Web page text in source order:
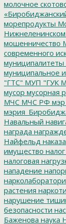
молочное
морепродукты
Нижнеленинском
мошенничество
современного
муниципалитеты
муниципальное
"ГТС" МУП "ГУК
мусор мусорная
МЧС МЧС РФ мэр
Навальный
награда
Найфельд
имущество
налоговая
нападение
растения
нарушение
безопасности
Баженова наука